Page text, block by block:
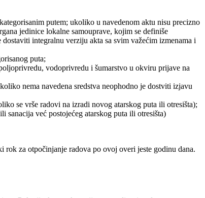
putem; ukoliko u navedenom aktu nisu precizno
jedinice lokalne samouprave, kojim se definiše
integralnu verziju akta sa svim važećim izmenama i
puta;
vodoprivredu i šumarstvo u okviru prijave na
nema navedena sredstva neophodno je dostviti izjavu
se vrše radovi na izradi novog atarskog puta ili otresišta);
već postojećeg atarskog puta ili otresišta)
rok za otpočinjanje radova po ovoj overi jeste godinu dana.